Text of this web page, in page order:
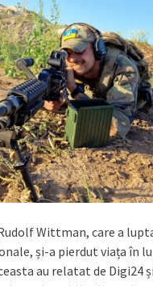
Wittman, care a
și-a pierdut viața în
au relatat de Digi24